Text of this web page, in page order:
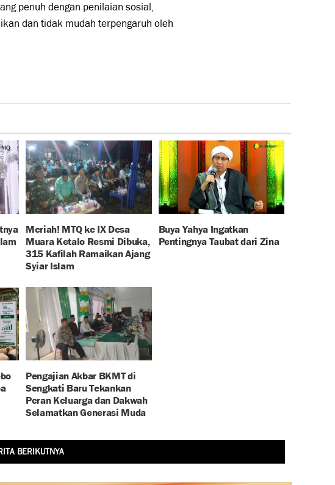
penuh dengan penilaian sosial,
dan tidak mudah terpengaruh oleh
Meriah! MTQ ke IX Desa
Muara Ketalo Resmi Dibuka,
315 Kafilah Ramaikan Ajang
Syiar Islam
Buya Yahya Ingatkan
Pentingnya Taubat dari Zina
Pengajian Akbar BKMT di
Sengkati Baru Tekankan
Peran Keluarga dan Dakwah
Selamatkan Generasi Muda
BERIKUTNYA